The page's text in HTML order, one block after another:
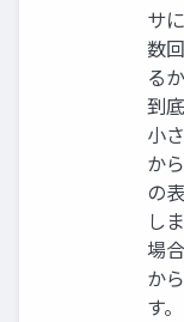
サ
数
る
到
小
か
の
し
場
か
す